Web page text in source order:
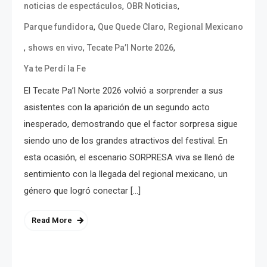
noticias de espectáculos, OBR Noticias,
Parque fundidora, Que Quede Claro, Regional Mexicano
, shows en vivo, Tecate Pa’l Norte 2026,
Ya te Perdí la Fe
El Tecate Pa’l Norte 2026 volvió a sorprender a sus
asistentes con la aparición de un segundo acto
inesperado, demostrando que el factor sorpresa sigue
siendo uno de los grandes atractivos del festival. En
esta ocasión, el escenario SORPRESA viva se llenó de
sentimiento con la llegada del regional mexicano, un
género que logró conectar […]
Read More